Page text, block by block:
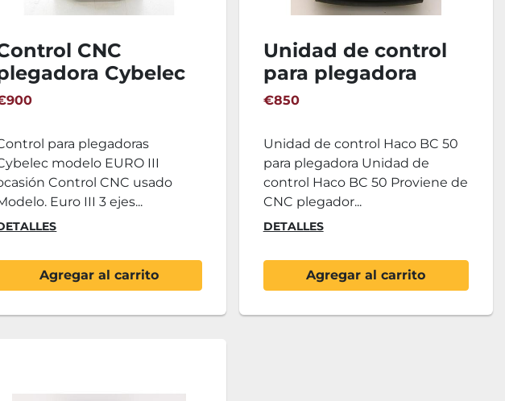
CNC
Cybelec
III
para plegadoras
modelo EURO III
Control CNC usado
Euro III 3 ejes...
Agregar al carrito
Unidad de control
para plegadora
Haco BC 50
€850
Unidad de control Haco BC 50
para plegadora Unidad de
control Haco BC 50 Proviene de
CNC plegador...
DETALLES
Agregar al carrito